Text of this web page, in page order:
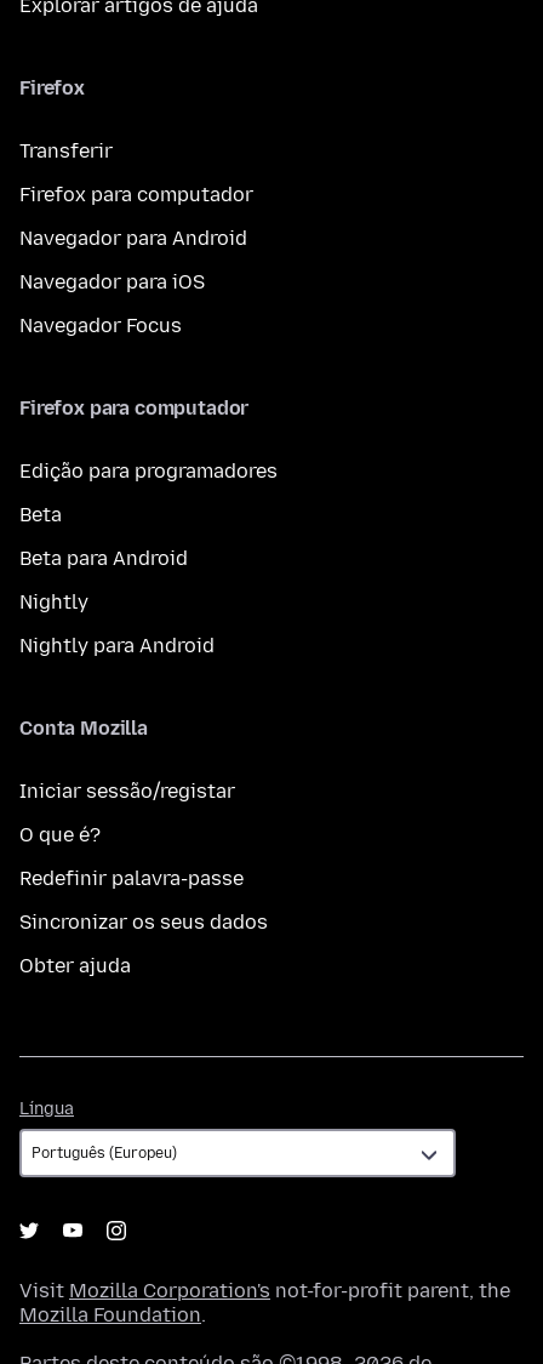
Explorar artigos de ajuda
Firefox
Transferir
Firefox para computador
Navegador para Android
Navegador para iOS
Navegador Focus
Firefox para computador
Edição para programadores
Beta
Beta para Android
Nightly
Nightly para Android
Conta Mozilla
Iniciar sessão/registar
O que é?
Redefinir palavra-passe
Sincronizar os seus dados
Obter ajuda
Língua
Visit Mozilla Corporation's not-for-profit parent, the
Mozilla Foundation.